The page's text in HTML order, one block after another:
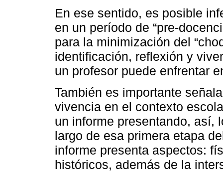
En ese sentido, es posible
en un período de “pre-
para la minimización del
identificación, reflexión y
un profesor puede enfrentar
También es importante
vivencia en el contexto
un informe presentando, así,
largo de esa primera etapa
informe presenta aspectos:
históricos, además de la